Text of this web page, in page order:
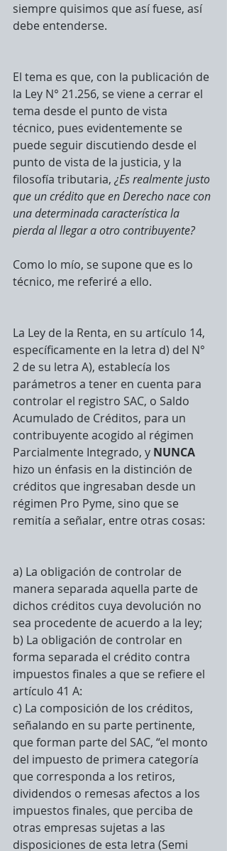
siempre quisimos que así fuese, así
debe entenderse.
El tema es que, con la publicación de
la Ley N° 21.256, se viene a cerrar el
tema desde el punto de vista
técnico, pues evidentemente se
puede seguir discutiendo desde el
punto de vista de la justicia, y la
filosofía tributaria, ¿Es realmente justo
que un crédito que en Derecho nace con
una determinada característica la
pierda al llegar a otro contribuyente?
Como lo mío, se supone que es lo
técnico, me referiré a ello.
La Ley de la Renta, en su artículo 14,
específicamente en la letra d) del N°
2 de su letra A), establecía los
parámetros a tener en cuenta para
controlar el registro SAC, o Saldo
Acumulado de Créditos, para un
contribuyente acogido al régimen
Parcialmente Integrado, y NUNCA
hizo un énfasis en la distinción de
créditos que ingresaban desde un
régimen Pro Pyme, sino que se
remitía a señalar, entre otras cosas:
a) La obligación de controlar de
manera separada aquella parte de
dichos créditos cuya devolución no
sea procedente de acuerdo a la ley;
b) La obligación de controlar en
forma separada el crédito contra
impuestos finales a que se refiere el
artículo 41 A:
c) La composición de los créditos,
señalando en su parte pertinente,
que forman parte del SAC, “el monto
del impuesto de primera categoría
que corresponda a los retiros,
dividendos o remesas afectos a los
impuestos finales, que perciba de
otras empresas sujetas a las
disposiciones de esta letra (Semi